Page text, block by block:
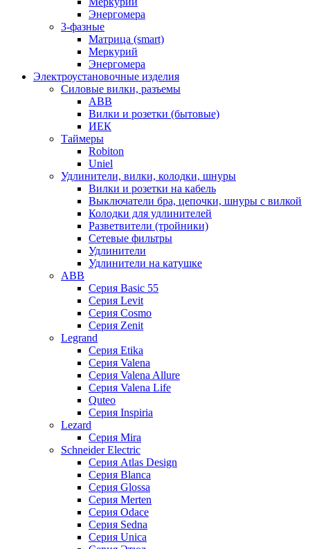
Энергомера
3-фазные
Матрица (smart)
Меркурий
Энергомера
Электроустановочные изделия
Силовые вилки, разъемы
ABB
Вилки и розетки (бытовые)
ИЕК
Таймеры
Robiton
Uniel
Удлинители, вилки, колодки, шнуры
Вилки и розетки на кабель
Выключатели бра, цепочки, шнуры с вилкой
Колодки для удлинителей
Разветвители (тройники)
Сетевые фильтры
Удлинители
Удлинители на катушке
ABB
Серия Basic 55
Серия Levit
Серия Cosmo
Серия Zenit
Legrand
Серия Etika
Серия Valena
Серия Valena Allure
Серия Valena Life
Quteo
Серия Inspiria
Lezard
Серия Mira
Schneider Electric
Серия Atlas Design
Серия Blanca
Серия Glossa
Серия Merten
Серия Odace
Серия Sedna
Серия Unica